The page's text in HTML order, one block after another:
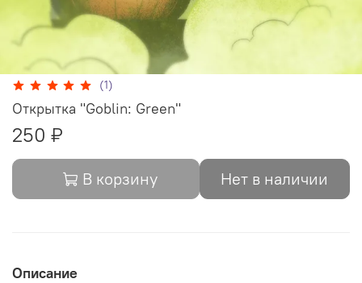
(1)
Открытка "Goblin: Green"
250 ₽
В корзину Нет в наличии
Описание